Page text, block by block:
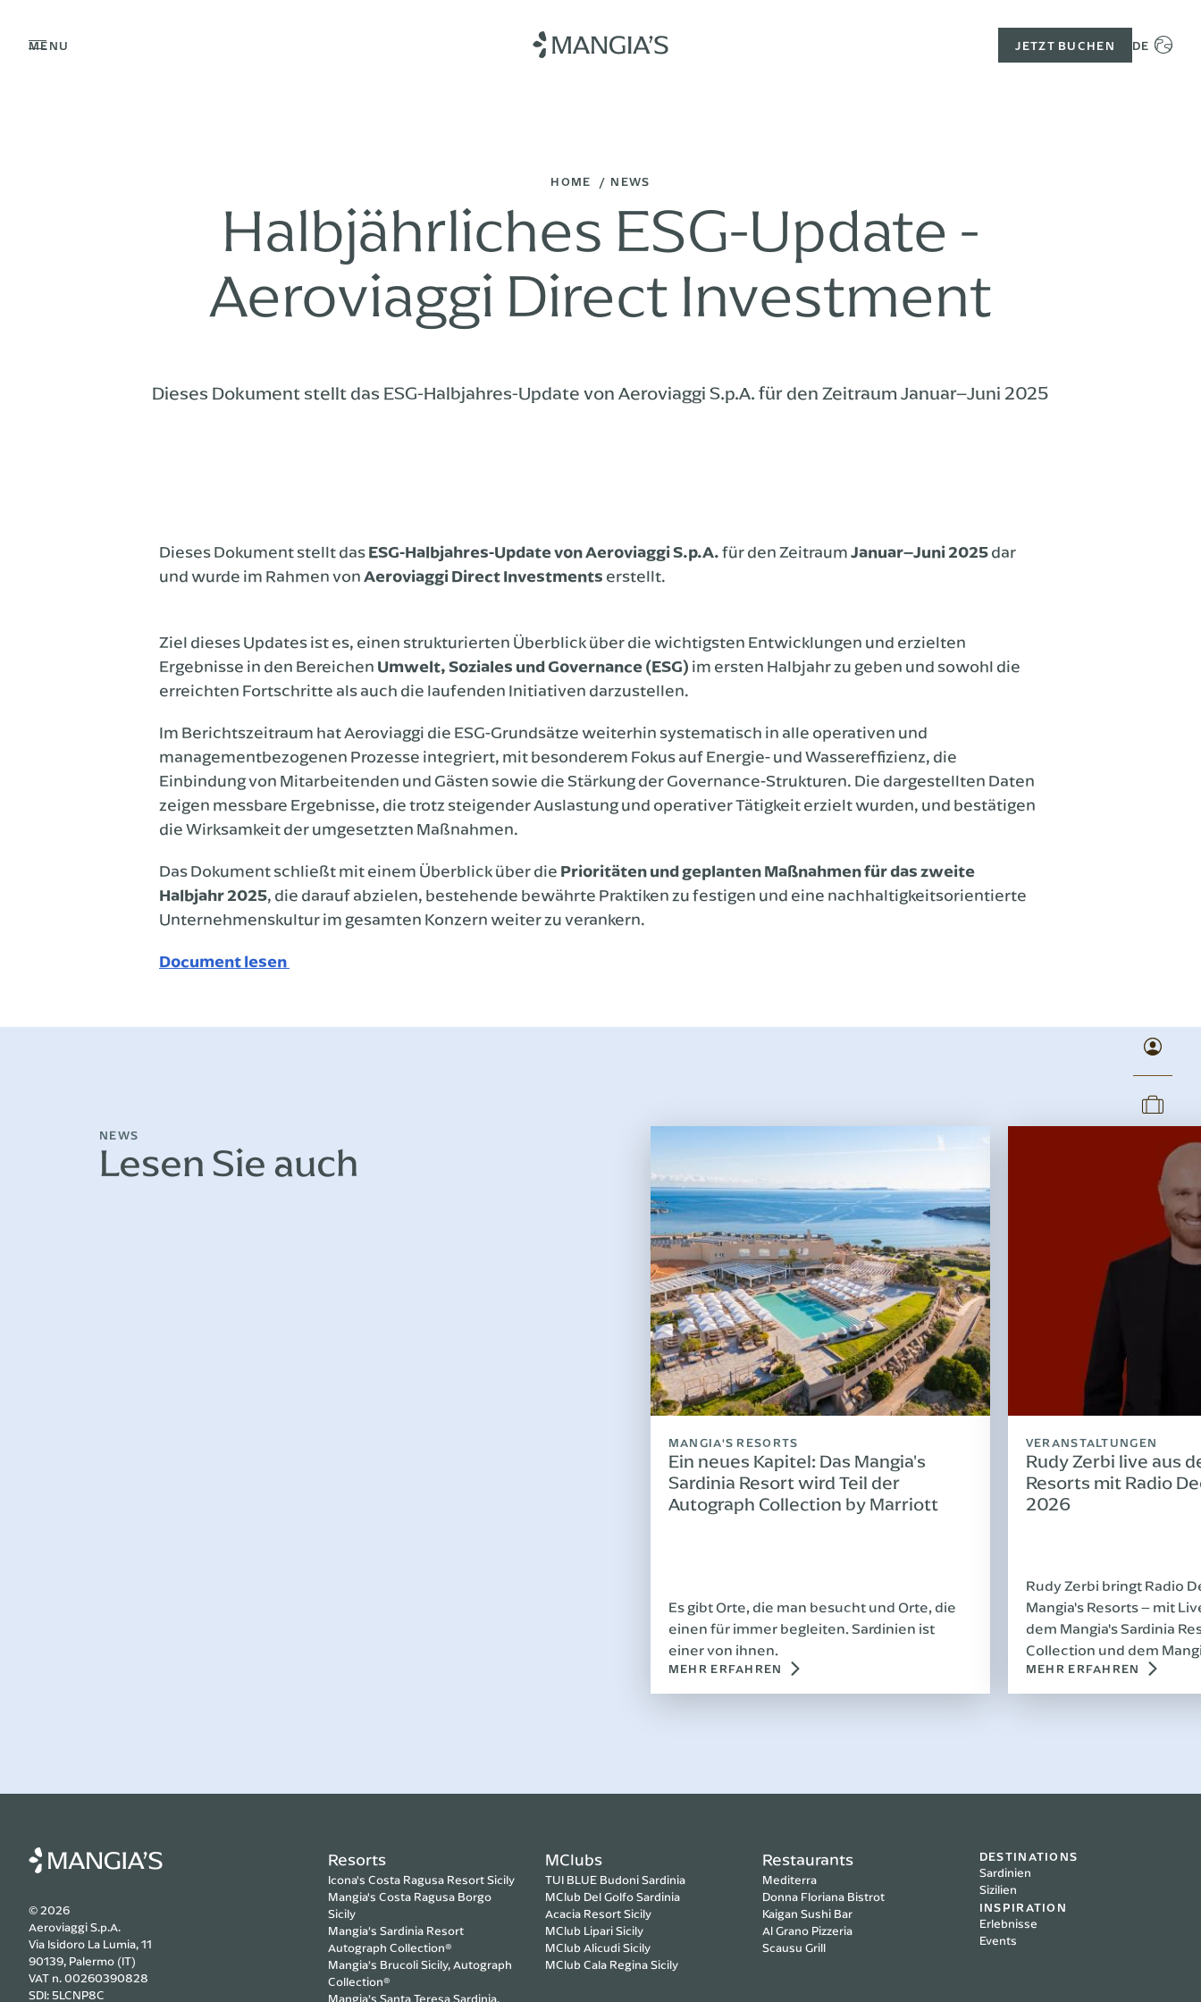
JETZT BUCHEN
HOME NEWS
Halbjährliches ESG-Update -
Aeroviaggi Direct Investment
Dieses Dokument stellt das ESG-Halbjahres-Update von Aeroviaggi S.p.A. für den Zeitraum Januar–Juni 2025
Dieses Dokument stellt dasESG-Halbjahres-Update von Aeroviaggi S.p.A.für den ZeitraumJanuar–Juni 2025dar
und wurde im Rahmen vonAeroviaggi Direct Investments erstellt.
Ziel dieses Updates ist es, einen strukturierten Überblick über die wichtigsten Entwicklungen und erzielten
Ergebnisse in den Bereichen Umwelt, Soziales und Governance (ESG) im ersten Halbjahr zu geben und sowohl die
erreichten Fortschritte als auch die laufenden Initiativen darzustellen.
Im Berichtszeitraum hat Aeroviaggi die ESG-Grundsätze weiterhin systematisch in alle operativen und
managementbezogenen Prozesse integriert, mit besonderem Fokus auf Energie- und Wassereffizienz, die
Einbindung von Mitarbeitenden und Gästen sowie die Stärkung der Governance-Strukturen. Die dargestellten Daten
zeigen messbare Ergebnisse, die trotz steigender Auslastung und operativer Tätigkeit erzielt wurden, und bestätigen
die Wirksamkeit der umgesetzten Maßnahmen.
Das Dokument schließt mit einem Überblick über die Prioritäten und geplanten Maßnahmen für das zweite
Halbjahr 2025, die darauf abzielen, bestehende bewährte Praktiken zu festigen und eine nachhaltigkeitsorientierte
Unternehmenskultur im gesamten Konzern weiter zu verankern.
Document lesen
NEWS
Lesen Sie auch
MANGIA'S RESORTS
Ein neues Kapitel: Das Mangia's
Sardinia Resort wird Teil der
Autograph Collection by Marriott
Es gibt Orte, die man besucht und Orte, die
einen für immer begleiten. Sardinien ist
einer von ihnen.
MEHR ERFAHREN
VERANSTALTUNGEN
Rudy Zerbi live aus
Resorts mit Radio
2026
Rudy Zerbi bringt Radio
Mangia's Resorts – mit
dem Mangia's Sardinia
Collection und dem
Borgo für einen Sommer
Unterhaltung.
MEHR ERFAHREN
© 2026
Aeroviaggi S.p.A.
Via Isidoro La Lumia, 11
90139, Palermo (IT)
VAT n. 00260390828
SDI: 5LCNP8C
Resorts
Icona's Costa Ragusa ResortSicily
Mangia's Costa Ragusa Borgo
Sicily
Mangia’s Sardinia Resort
Autograph Collection®
Mangia’s BrucoliSicily, Autograph
Collection®
Mangia’s Santa TeresaSardinia,
MClubs
TUI BLUE BudoniSardinia
MClub Del GolfoSardinia
Acacia ResortSicily
MClub LipariSicily
MClub AlicudiSicily
MClub Cala ReginaSicily
Restaurants
Mediterra
Donna Floriana Bistrot
Kaigan Sushi Bar
Al Grano Pizzeria
Scausu Grill
DESTINATIONS
Sardinien
Sizilien
INSPIRATION
Erlebnisse
Events